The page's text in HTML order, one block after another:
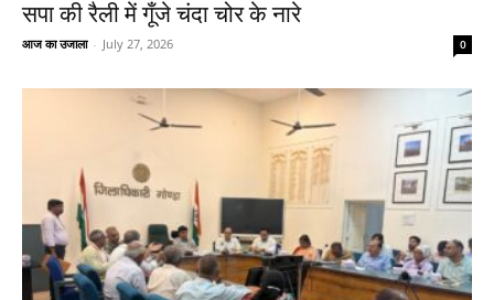
सपा की रैली में गूँजे चंदा चोर के नारे
आज का उजाला - July 27, 2026 0